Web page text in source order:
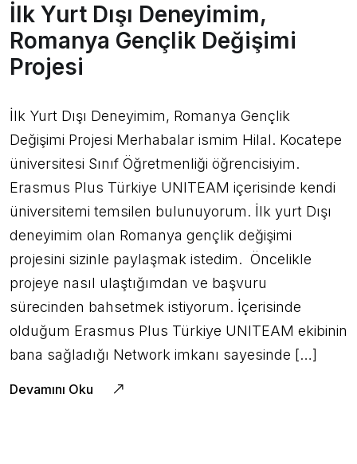
İlk Yurt Dışı Deneyimim,
Romanya Gençlik Değişimi
Projesi
İlk Yurt Dışı Deneyimim, Romanya Gençlik
Değişimi Projesi Merhabalar ismim Hilal. Kocatepe
üniversitesi Sınıf Öğretmenliği öğrencisiyim.
Erasmus Plus Türkiye UNITEAM içerisinde kendi
üniversitemi temsilen bulunuyorum. İlk yurt Dışı
deneyimim olan Romanya gençlik değişimi
projesini sizinle paylaşmak istedim. Öncelikle
projeye nasıl ulaştığımdan ve başvuru
sürecinden bahsetmek istiyorum. İçerisinde
olduğum Erasmus Plus Türkiye UNITEAM ekibinin
bana sağladığı Network imkanı sayesinde […]
Devamını Oku